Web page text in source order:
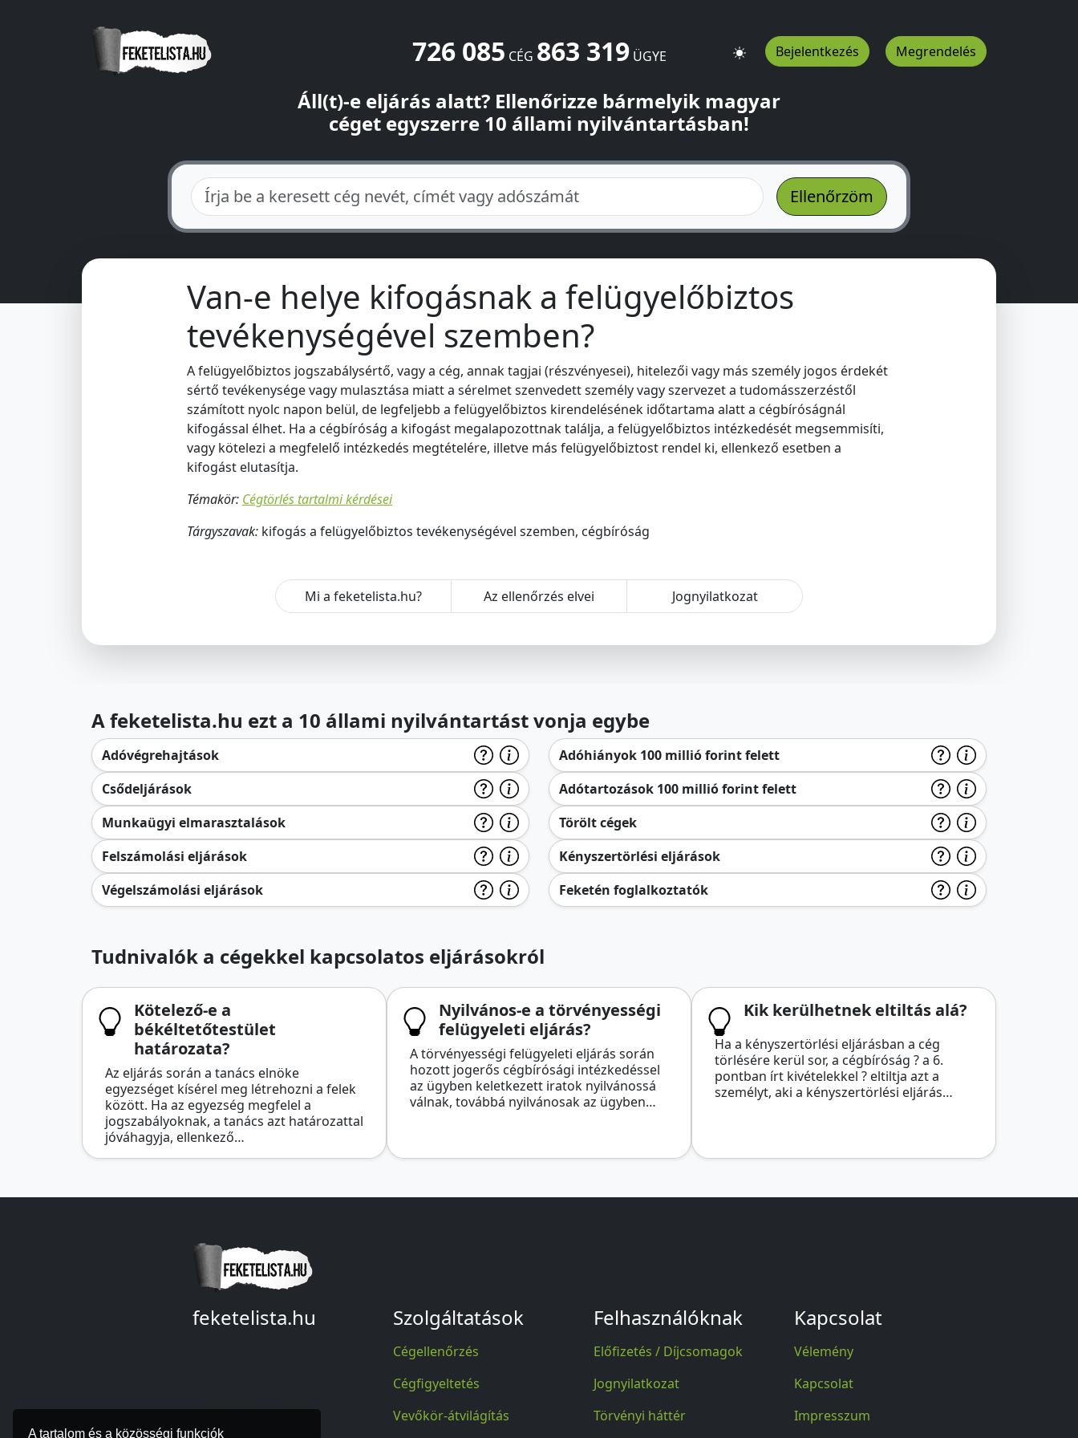
A tartalom és a közösségi funkciók
726 085 CÉG 863 319ÜGYE Bejelentkezés Megrendelés
Áll(t)-e eljárás alatt? Ellenőrizze bármelyik magyar
céget egyszerre 10 állami nyilvántartásban!
Van-e helye kifogásnak a felügyelőbiztos
tevékenységével szemben?
A felügyelőbiztos jogszabálysértő, vagy a cég, annak tagjai (részvényesei), hitelezői vagy más személy jogos érdekét
sértő tevékenysége vagy mulasztása miatt a sérelmet szenvedett személy vagy szervezet a tudomásszerzéstől
számított nyolc napon belül, de legfeljebb a felügyelőbiztos kirendelésének időtartama alatt a cégbíróságnál
kifogással élhet. Ha a cégbíróság a kifogást megalapozottnak találja, a felügyelőbiztos intézkedését megsemmisíti,
vagy kötelezi a megfelelő intézkedés megtételére, illetve más felügyelőbiztost rendel ki, ellenkező esetben a
kifogást elutasítja.
Témakör: Cégtörlés tartalmi kérdései
Tárgyszavak: kifogás a felügyelőbiztos tevékenységével szemben, cégbíróság
Mi a feketelista.hu? Az ellenőrzés elvei Jognyilatkozat
A feketelista.hu ezt a 10 állami nyilvántartást vonja egybe
Adóvégrehajtások
Csődeljárások
Munkaügyi elmarasztalások
Felszámolási eljárások
Végelszámolási eljárások
Adóhiányok 100 millió forint felett
Adótartozások 100 millió forint felett
Törölt cégek
Kényszertörlési eljárások
Feketén foglalkoztatók
Tudnivalók a cégekkel kapcsolatos eljárásokról
Kötelező-e a
békéltetőtestület
határozata?
Az eljárás során a tanács elnöke
egyezséget kísérel meg létrehozni a felek
között. Ha az egyezség megfelel a
jogszabályoknak, a tanács azt határozattal
jóváhagyja, ellenkező…
Nyilvános-e a törvényességi
felügyeleti eljárás?
A törvényességi felügyeleti eljárás során
hozott jogerős cégbírósági intézkedéssel
az ügyben keletkezett iratok nyilvánossá
válnak, továbbá nyilvánosak az ügyben…
Kik kerülhetnek eltiltás alá?
Ha a kényszertörlési eljárásban a cég
törlésére kerül sor, a cégbíróság ? a 6.
pontban írt kivételekkel ? eltiltja azt a
személyt, aki a kényszertörlési eljárás…
feketelista.hu
hozatalakor a forrás közlése
Szolgáltatások
Cégellenőrzés
Cégfigyeltetés
Vevőkör-átvilágítás
Felhasználóknak
Előfizetés / Díjcsomagok
Jognyilatkozat
Törvényi háttér
Kapcsolat
Vélemény
Kapcsolat
Impresszum